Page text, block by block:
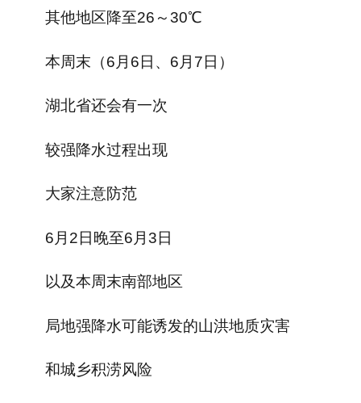
其他地区降至26～30℃
本周末（6月6日、6月7日）
湖北省还会有一次
较强降水过程出现
大家注意防范
6月2日晚至6月3日
以及本周末南部地区
局地强降水可能诱发的山洪地质灾害
和城乡积涝风险